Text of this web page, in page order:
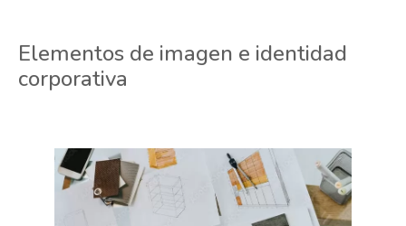
Elementos de imagen e identidad
corporativa